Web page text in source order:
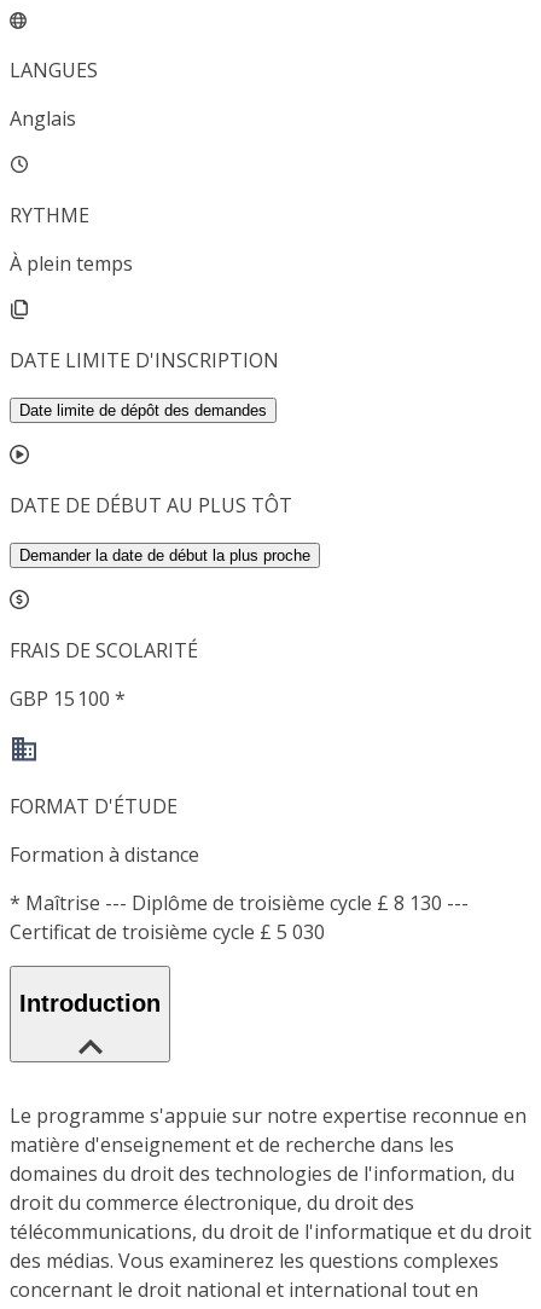
LANGUES
Anglais
RYTHME
À plein temps
DATE LIMITE D'INSCRIPTION
Date limite de dépôt des demandes
DATE DE DÉBUT AU PLUS TÔT
Demander la date de début la plus proche
FRAIS DE SCOLARITÉ
GBP 15 100 *
FORMAT D'ÉTUDE
Formation à distance
* Maîtrise --- Diplôme de troisième cycle £ 8 130 ---
Certificat de troisième cycle £ 5 030
Introduction
Le programme s'appuie sur notre expertise reconnue en
matière d'enseignement et de recherche dans les
domaines du droit des technologies de l'information, du
droit du commerce électronique, du droit des
télécommunications, du droit de l'informatique et du droit
des médias. Vous examinerez les questions complexes
concernant le droit national et international tout en